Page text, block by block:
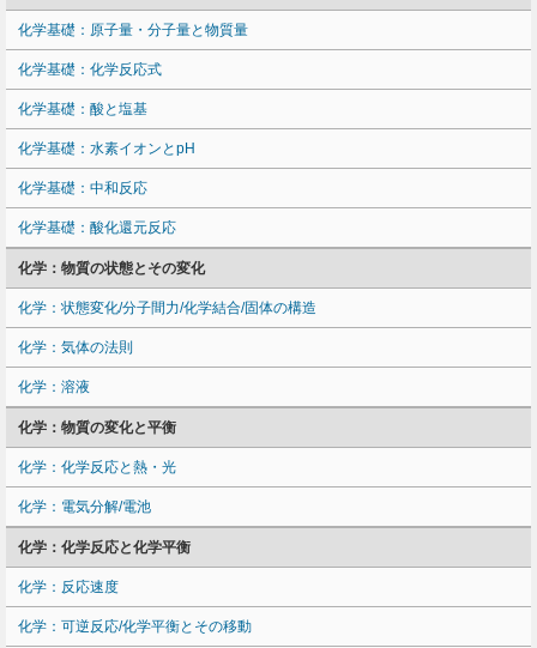
化学基礎：原子量・分子量と物質量
化学基礎：化学反応式
化学基礎：酸と塩基
化学基礎：水素イオンとpH
化学基礎：中和反応
化学基礎：酸化還元反応
化学：物質の状態とその変化
化学：状態変化/分子間力/化学結合/固体の構造
化学：気体の法則
化学：溶液
化学：物質の変化と平衡
化学：化学反応と熱・光
化学：電気分解/電池
化学：化学反応と化学平衡
化学：反応速度
化学：可逆反応/化学平衡とその移動